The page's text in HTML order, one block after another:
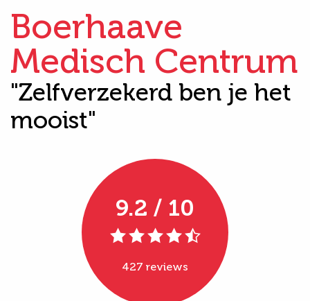
Boerhaave
Medisch Centrum
"Zelfverzekerd ben je het
mooist"
9.2 / 10
427 reviews